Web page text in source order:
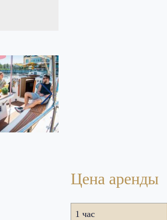
Цена аренды
1 час